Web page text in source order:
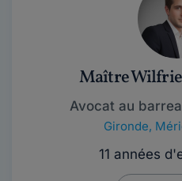
Maître
Avocat au
Gironde,
11 années